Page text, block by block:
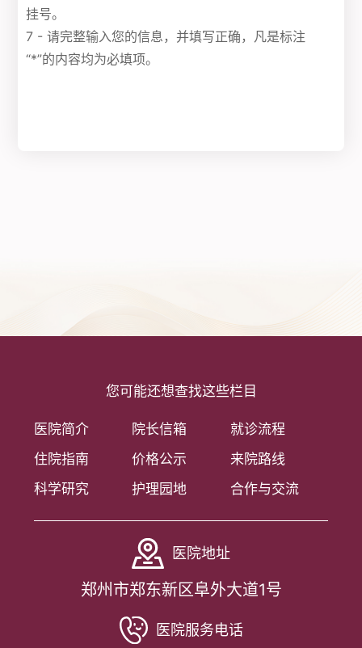
挂号。
7 - 请完整输入您的信息，并填写正确，凡是标注
“*”的内容均为必填项。
您可能还想查找这些栏目
医院简介 院长信箱
就诊流程
住院指南
价格公示
来院路线
科学研究
护理园地 合作与交流
医院地址
郑州市郑东新区阜外大道1号
医院服务电话